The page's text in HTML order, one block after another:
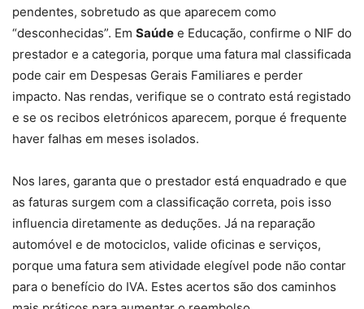
pendentes, sobretudo as que aparecem como
“desconhecidas”. Em Saúde e Educação, confirme o NIF do
prestador e a categoria, porque uma fatura mal classificada
pode cair em Despesas Gerais Familiares e perder
impacto. Nas rendas, verifique se o contrato está registado
e se os recibos eletrónicos aparecem, porque é frequente
haver falhas em meses isolados.
Nos lares, garanta que o prestador está enquadrado e que
as faturas surgem com a classificação correta, pois isso
influencia diretamente as deduções. Já na reparação
automóvel e de motociclos, valide oficinas e serviços,
porque uma fatura sem atividade elegível pode não contar
para o benefício do IVA. Estes acertos são dos caminhos